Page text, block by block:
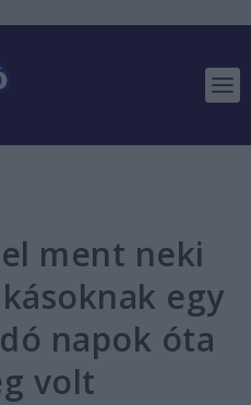
ment neki
egy
napok óta
volt